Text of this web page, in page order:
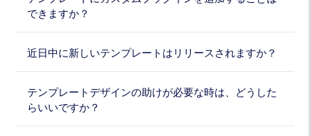
できますか？
近日中に新しいテンプレートはリリースされますか？
テンプレートデザインの助けが必要な時は、どうした
らいいですか？